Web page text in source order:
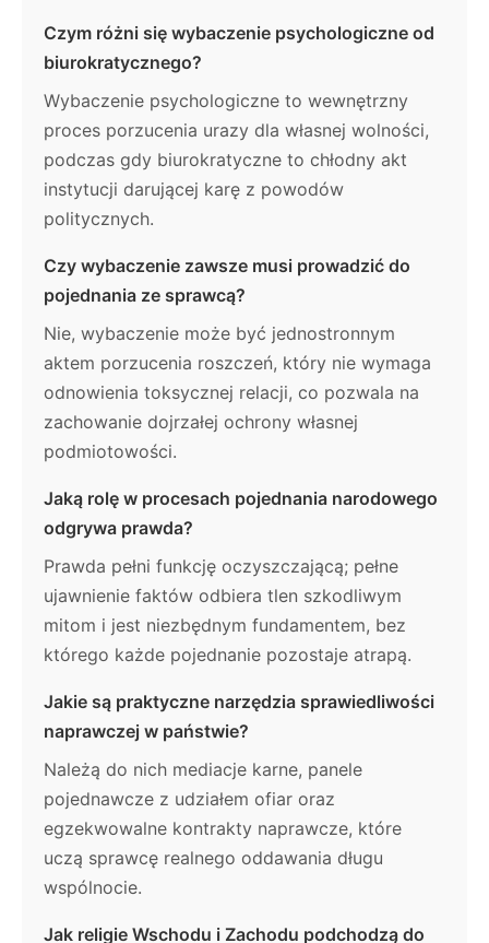
Czym różni się wybaczenie psychologiczne od
biurokratycznego?
Wybaczenie psychologiczne to wewnętrzny
proces porzucenia urazy dla własnej wolności,
podczas gdy biurokratyczne to chłodny akt
instytucji darującej karę z powodów
politycznych.
Czy wybaczenie zawsze musi prowadzić do
pojednania ze sprawcą?
Nie, wybaczenie może być jednostronnym
aktem porzucenia roszczeń, który nie wymaga
odnowienia toksycznej relacji, co pozwala na
zachowanie dojrzałej ochrony własnej
podmiotowości.
Jaką rolę w procesach pojednania narodowego
odgrywa prawda?
Prawda pełni funkcję oczyszczającą; pełne
ujawnienie faktów odbiera tlen szkodliwym
mitom i jest niezbędnym fundamentem, bez
którego każde pojednanie pozostaje atrapą.
Jakie są praktyczne narzędzia sprawiedliwości
naprawczej w państwie?
Należą do nich mediacje karne, panele
pojednawcze z udziałem ofiar oraz
egzekwowalne kontrakty naprawcze, które
uczą sprawcę realnego oddawania długu
wspólnocie.
Jak religie Wschodu i Zachodu podchodzą do